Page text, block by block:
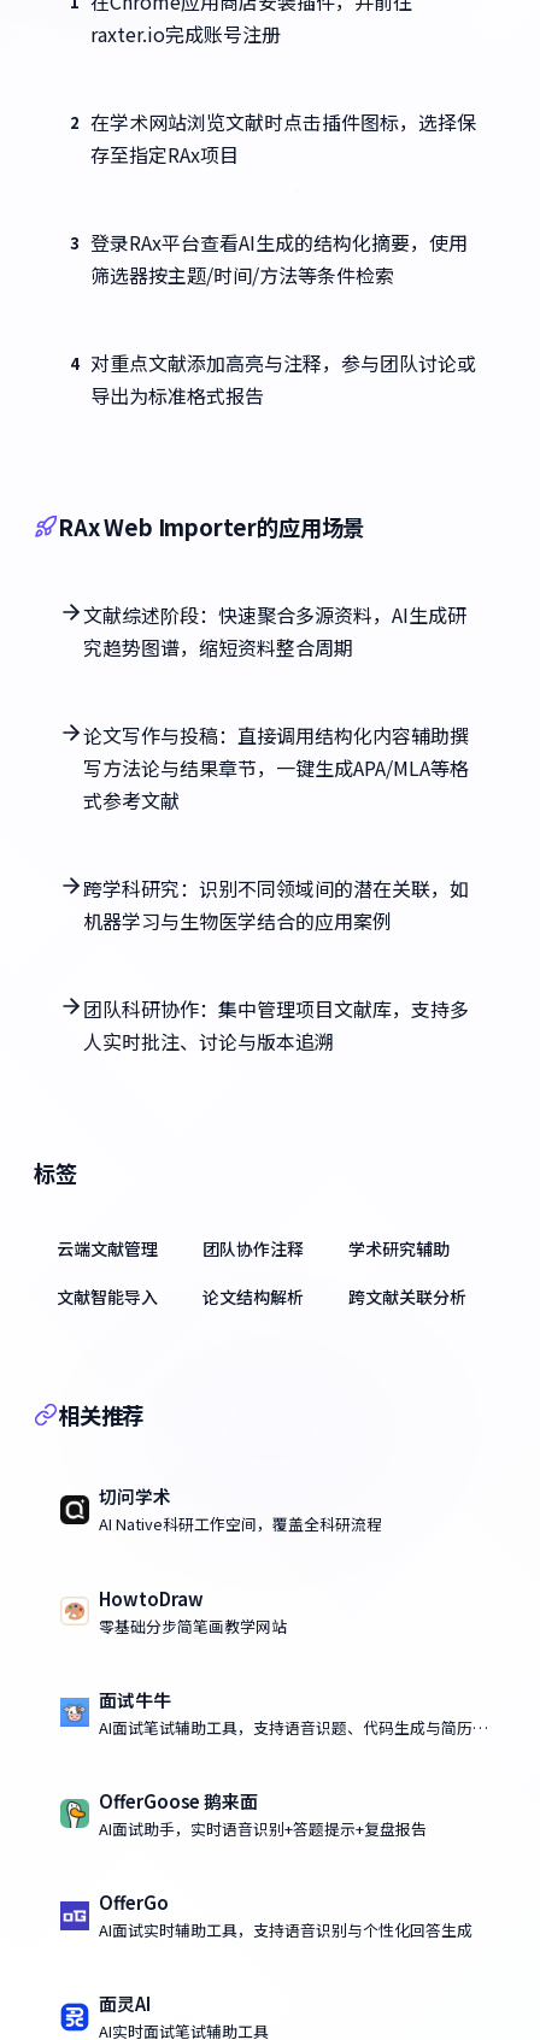
raxter.io完成账号注册
2 在学术网站浏览文献时点击插件图标，选择保
存至指定RAx项目
3 登录RAx平台查看AI生成的结构化摘要，使用
筛选器按主题/时间/方法等条件检索
4 对重点文献添加高亮与注释，参与团队讨论或
导出为标准格式报告
RAx Web Importer的应用场景
文献综述阶段：快速聚合多源资料，AI生成研
究趋势图谱，缩短资料整合周期
论文写作与投稿：直接调用结构化内容辅助撰
写方法论与结果章节，一键生成APA/MLA等格
式参考文献
跨学科研究：识别不同领域间的潜在关联，如
机器学习与生物医学结合的应用案例
团队科研协作：集中管理项目文献库，支持多
人实时批注、讨论与版本追溯
标签
云端文献管理 团队协作注释
学术研究辅助
文献智能导入
论文结构解析 跨文献关联分析
相关推荐
切问学术
AI Native科研工作空间，覆盖全科研流程
HowtoDraw
零基础分步简笔画教学网站
面试牛牛
AI面试笔试辅助工具，支持语音识题、代码生成与简历优
OfferGoose 鹅来面
AI面试助手，实时语音识别+答题提示+复盘报告
OfferGo
AI面试实时辅助工具，支持语音识别与个性化回答生成
面灵AI
AI实时面试笔试辅助工具